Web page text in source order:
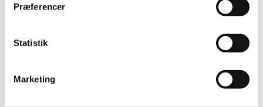
Præferencer
Statistik
Marketing
Rosa